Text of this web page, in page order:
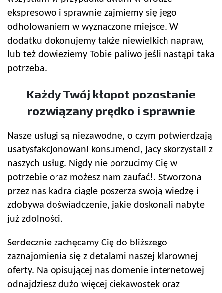
ekspresowo i sprawnie zajmiemy się jego
odholowaniem w wyznaczone miejsce. W
dodatku dokonujemy także niewielkich napraw,
lub też dowieziemy Tobie paliwo jeśli nastąpi taka
potrzeba.
Każdy Twój kłopot pozostanie
rozwiązany prędko i sprawnie
Nasze usługi są niezawodne, o czym potwierdzają
usatysfakcjonowani konsumenci, jacy skorzystali z
naszych usług. Nigdy nie porzucimy Cię w
potrzebie oraz możesz nam zaufać!. Stworzona
przez nas kadra ciągle poszerza swoją wiedzę i
zdobywa doświadczenie, jakie doskonali nabyte
już zdolności.
Serdecznie zachęcamy Cię do bliższego
zaznajomienia się z detalami naszej klarownej
oferty. Na opisującej nas domenie internetowej
odnajdziesz dużo więcej ciekawostek oraz